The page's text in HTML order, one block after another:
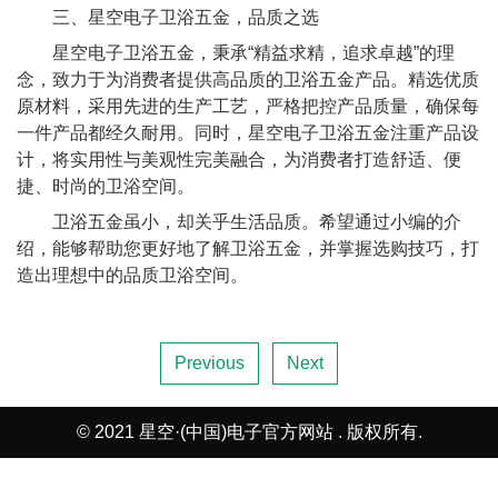
三、星空电子卫浴五金，品质之选
星空电子卫浴五金，秉承“精益求精，追求卓越”的理
念，致力于为消费者提供高品质的卫浴五金产品。精选优质
原材料，采用先进的生产工艺，严格把控产品质量，确保每
一件产品都经久耐用。同时，星空电子卫浴五金注重产品设
计，将实用性与美观性完美融合，为消费者打造舒适、便
捷、时尚的卫浴空间。
卫浴五金虽小，却关乎生活品质。希望通过小编的介
绍，能够帮助您更好地了解卫浴五金，并掌握选购技巧，打
造出理想中的品质卫浴空间。
Previous Next
© 2021 星空·(中国)电子官方网站 . 版权所有.